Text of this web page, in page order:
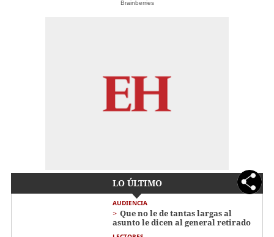
Brainberries
LO ÚLTIMO
AUDIENCIA
Que no le de tantas largas al
asunto le dicen al general retirado